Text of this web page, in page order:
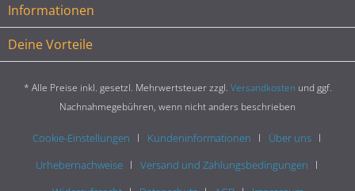
Informationen
Deine Vorteile
* Alle Preise inkl. gesetzl. Mehrwertsteuer zzgl. Versandkosten und ggf.
Nachnahmegebühren, wenn nicht anders beschrieben
Cookie-Einstellungen Kundeninformationen
Über uns
Urhebernachweise
Versand und Zahlungsbedingungen